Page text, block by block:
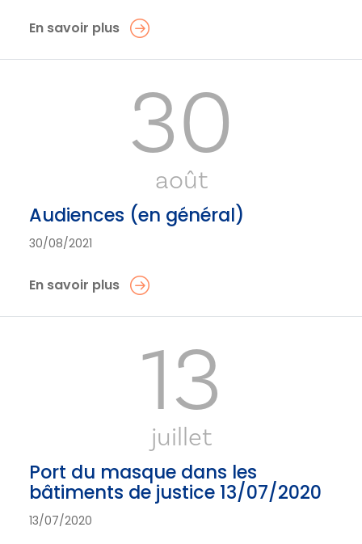
En savoir plus
30
août
Audiences (en général)
30/08/2021
En savoir plus
13
juillet
Port du masque dans les
bâtiments de justice 13/07/2020
13/07/2020